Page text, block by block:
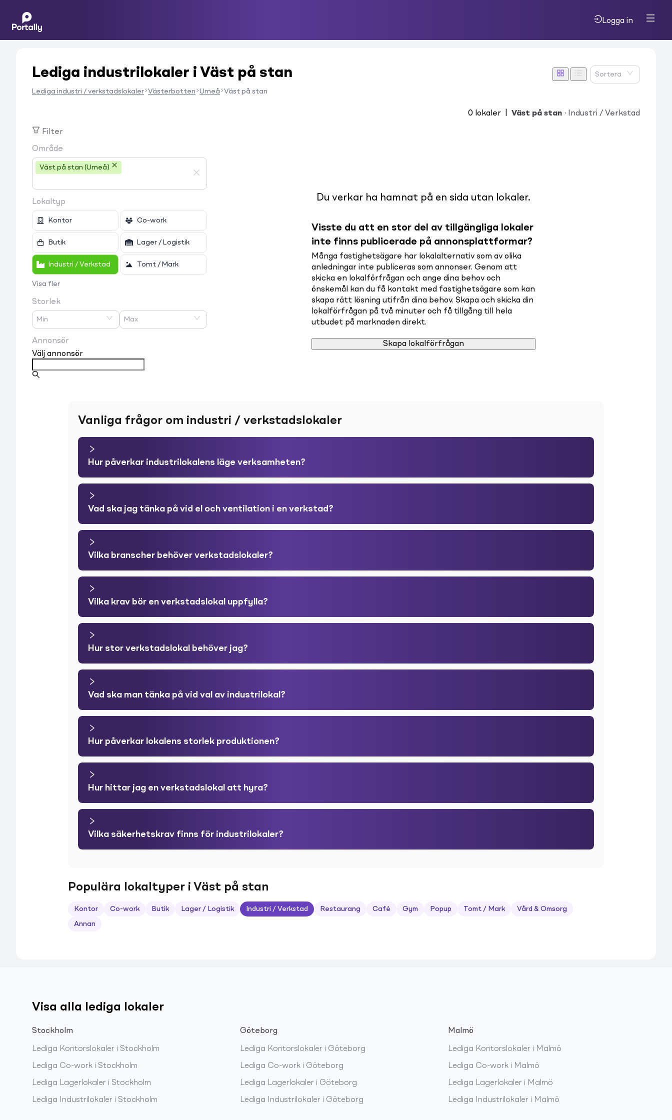
Logga in
Lediga industrilokaler i Väst på stan
Lediga industri / verkstadslokaler Västerbotten Umeå Väst på stan
Sortera
0 lokaler Väst på stan · Industri / Verkstad
Filter
Område
Väst på stan (Umeå)
Lokaltyp
Kontor Co-work
Butik Lager / Logistik
Industri / Verkstad Tomt / Mark
Visa fler
Storlek
Min Max
Annonsör
Välj annonsör
Du verkar ha hamnat på en sida utan lokaler.
Visste du att en stor del av tillgängliga lokaler
inte finns publicerade på annonsplattformar?
Många fastighetsägare har lokalalternativ som av olika
anledningar inte publiceras som annonser. Genom att
skicka en lokalförfrågan och ange dina behov och
önskemål kan du få kontakt med fastighetsägare som kan
skapa rätt lösning utifrån dina behov. Skapa och skicka din
lokalförfrågan på två minuter och få tillgång till hela
utbudet på marknaden direkt.
Skapa lokalförfrågan
Vanliga frågor om industri / verkstadslokaler
Hur påverkar industrilokalens läge verksamheten?
Vad ska jag tänka på vid el och ventilation i en verkstad?
Vilka branscher behöver verkstadslokaler?
Vilka krav bör en verkstadslokal uppfylla?
Hur stor verkstadslokal behöver jag?
Vad ska man tänka på vid val av industrilokal?
Hur påverkar lokalens storlek produktionen?
Hur hittar jag en verkstadslokal att hyra?
Vilka säkerhetskrav finns för industrilokaler?
Populära lokaltyper i Väst på stan
Kontor Co-work Butik Lager / Logistik Industri / Verkstad Restaurang Café Gym Popup Tomt / Mark Vård & Omsorg
Annan
Visa alla lediga lokaler
Stockholm
Lediga Kontorslokaler i Stockholm
Lediga Co-work i Stockholm
Lediga Lagerlokaler i Stockholm
Lediga Industrilokaler i Stockholm
Göteborg
Lediga Kontorslokaler i Göteborg
Lediga Co-work i Göteborg
Lediga Lagerlokaler i Göteborg
Lediga Industrilokaler i Göteborg
Malmö
Lediga Kontorslokaler i Malmö
Lediga Co-work i Malmö
Lediga Lagerlokaler i Malmö
Lediga Industrilokaler i Malmö